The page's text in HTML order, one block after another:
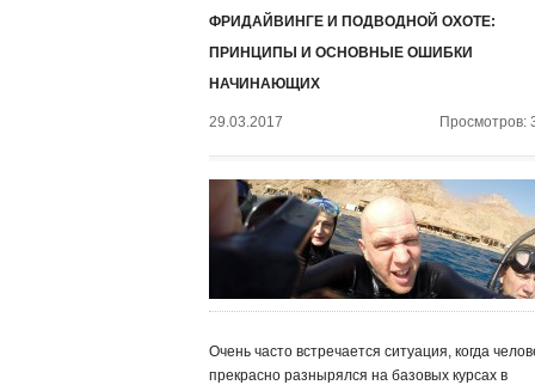
ФРИДАЙВИНГЕ И ПОДВОДНОЙ ОХОТЕ:
ПРИНЦИПЫ И ОСНОВНЫЕ ОШИБКИ
НАЧИНАЮЩИХ
29.03.2017 Просмотров:
Очень часто встречается ситуация, когда
прекрасно разнырялся на базовых курсах в